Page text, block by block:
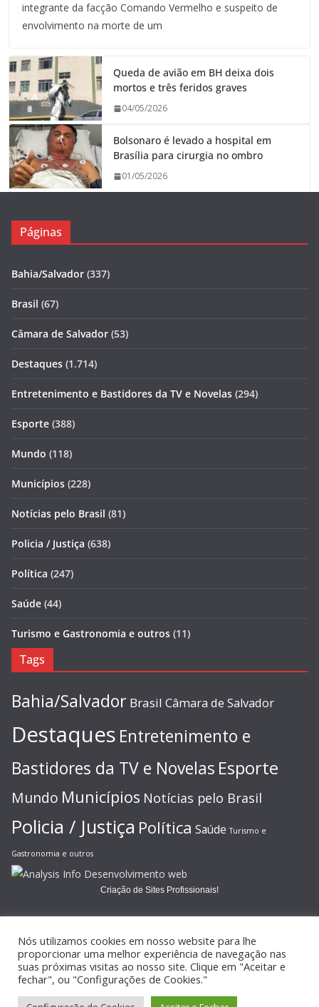
integrante da facção Comando Vermelho e suspeito de
envolvimento na morte de um
Queda de avião em BH deixa dois
mortos e três feridos graves
04/05/2026
Bolsonaro é levado a hospital em
Brasília para cirurgia no ombro
01/05/2026
Páginas
Bahia/Salvador (337)
Brasil (67)
Câmara de Salvador (53)
Destaques (1.714)
Entretenimento e Bastidores da TV e Novelas (294)
Esporte (388)
Mundo (118)
Municípios (228)
Notícias pelo Brasil (81)
Policia / Justiça (638)
Política (247)
Saúde (44)
Turismo e Gastronomia e outros (11)
Tags
Bahia/Salvador Brasil Câmara de Salvador
Destaques Entretenimento e
Bastidores da TV e Novelas Esporte
Mundo Municípios Notícias pelo Brasil
Policia / Justiça Política Saúde Turismo e
Gastronomia e outros
Criação de Sites Profissionais!
Copyright © 2026JORNAL GAZETA ONLINE
reservados.
Nós utilizamos cookies em nosso website para lhe
proporcionar uma melhor experiência de navegação nas
suas próximas visitas ao nosso site. Clique em "Aceitar e
fechar", ou "Configurações de Cookies."